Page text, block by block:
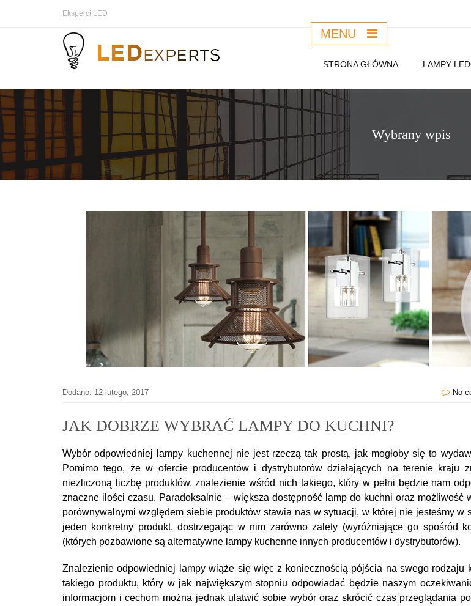
Eksperci LED
MENU
STRONA GŁÓWNA LAMPY
Wybrany wpis
Dodano: 12 lutego, 2017 No
JAK DOBRZE WYBRAĆ LAMPY DO KUCHNI?
Wybór odpowiedniej lampy kuchennej nie jest rzeczą tak prostą, jak mogłoby się to
Pomimo tego, że w ofercie producentów i dystrybutorów działających na terenie kraju
niezliczoną liczbę produktów, znalezienie wśród nich takiego, który w pełni będzie nam
znaczne ilości czasu. Paradoksalnie – większa dostępność lamp do kuchni oraz możliwość
porównywalnymi względem siebie produktów stawia nas w sytuacji, w której nie jesteśmy w
jeden konkretny produkt, dostrzegając w nim zarówno zalety (wyróżniające go spośród
(których pozbawione są alternatywne lampy kuchenne innych producentów i dystrybutorów).
Znalezienie odpowiedniej lampy wiąże się więc z koniecznością pójścia na swego rodzaju
takiego produktu, który w jak największym stopniu odpowiadać będzie naszym
informacjom i cechom można jednak ułatwić sobie wybór oraz skrócić czas przeglądania